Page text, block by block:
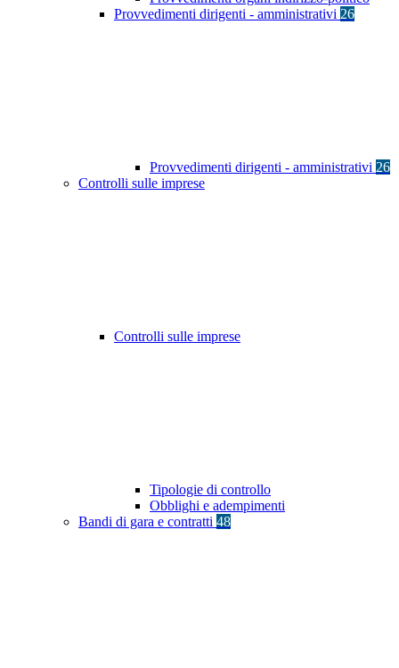
Provvedimenti dirigenti - amministrativi 26
Provvedimenti dirigenti - amministrativi 26
Controlli sulle imprese
Controlli sulle imprese
Tipologie di controllo
Obblighi e adempimenti
Bandi di gara e contratti 48